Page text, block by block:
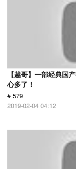
【越哥】一部经典国
心多了！
# 579
2019-02-04 04:12